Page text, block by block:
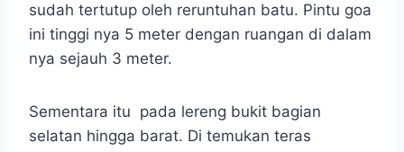
sudah tertutup oleh reruntuhan batu. Pintu goa
ini tinggi nya 5 meter dengan ruangan di dalam
nya sejauh 3 meter.
Sementara itu pada lereng bukit bagian
selatan hingga barat. Di temukan teras